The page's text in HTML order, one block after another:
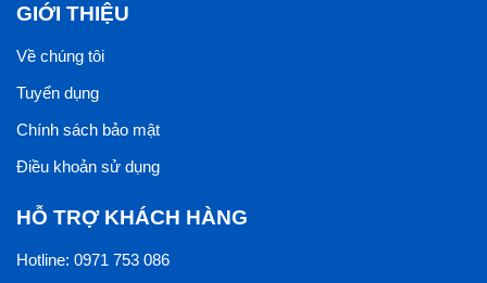
GIỚI THIỆU
Về chúng tôi
Tuyển dụng
Chính sách bảo mật
Điều khoản sử dụng
HỖ TRỢ KHÁCH HÀNG
Hotline: 0971 753 086